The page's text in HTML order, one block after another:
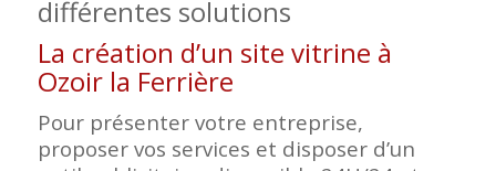
différentes solutions
La création d’un site vitrine à
Ozoir la Ferrière
Pour présenter votre entreprise,
proposer vos services et disposer d’un